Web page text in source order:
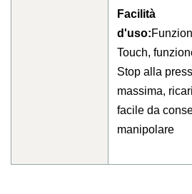
Facilità
d'uso:
Touch,
Stop alla
massima,
facile da
manipolare